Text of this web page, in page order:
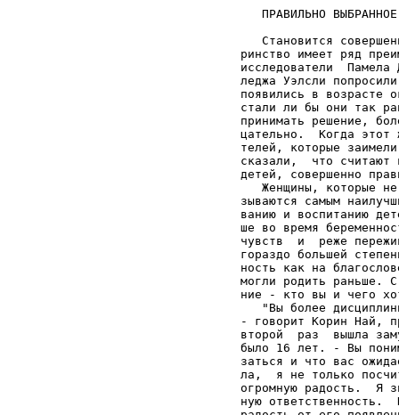
ПРАВИЛЬНО ВЫБРАННОЕ ВРЕМЯ                           

   Становится совершенно  очевидным,  что позднее мате-
ринство имеет ряд преимуществ.  И действительно,  когда
исследователи  Памела Даниелс и Кэти Уэйнгартен из кол-
леджа Уэлсли попросили группу матерей,  у которых  дети
появились в возрасте около 20 лет,  ответить на вопрос,
стали ли бы они так рано рожать,  если бы могли  заново
принимать решение, более половины из них ответили отри-
цательно.  Когда этот же вопрос предложили группе роди-
телей, которые заимели детей в 30-40 лет, почти все они
сказали,  что считают время, выбранное ими для рождения
детей, совершенно правильным.                          
   Женщины, которые не спешат обзаводиться детьми, ока-
зываются самым наилучшим образом подготовлены к вынаши-
ванию и воспитанию детей. Доказано, что женщины постар-
ше во время беременности не  страдают  амбивалентностью
чувств  и  реже переживают внутренние конфликты.  Они в
гораздо большей степени склонны  смотреть  на  беремен-
ность как на благословение Божье,  и не потому,  что не
могли родить раньше. С возрастом и опытом приходит зна-
ние - кто вы и чего хотите.                            
   "Вы более дисциплинированны,  живете в ладу с собой,
- говорит Корин Най, профессиональный фотограф, которая
второй  раз  вышла замуж,  когда ее единственной дочери
было 16 лет. - Вы понимаете, от чего вам придется отка-
заться и что вас ожидает.  Когда в 41 год я заберемене-
ла,  я не только посчитала, что мне повезло, я испытала
огромную радость.  Я знала, что ребенок налагает огром-
ную ответственность.  И хотя временами  бывает  трудно,
радость от его появления больше,  чем я могла предпола-
гать".                                                 
   Беременность в более поздние годы обычно  приходится
на  время  глубоких размышлений,  решение принимают два
зрелых человека,  имеющих большой жизненный опыт. В за-
висимости от возраста супруги могут увидеть в ней "пос-
ледний шанс" и  поэтому  принять  как  драгоценный  дар
судьбы.                                                
   "Исследование показало, что поздний ребенок особенно
много значит для матери; женщина в таком возрасте менее
подвержена  стрессам,  более открыта и заинтересована в
усвоении нового, чем молоденькие матери, - отмечает Эл-
лен Мак-Грат, доктор философии, исполнительный директор
Центра психологии в Лагуна-Бич,  штат Калифорния, кото-
рая своего первого ребенка родила в 40 лет, а второго в
43.  - Поздний ребенок приходит в мир как бесценный по-
дарок для женщины, которая знает, чего хочет".         
   В муниципальной  больнице  в  Торонто было проведено
исследование, в ходе которого сравнивали чувства перво-
родящих  матерей  разного возраста;  обнаружилось,  что
женщины старшей возрастной группы во время беременности
испытывали меньший дистресс,  чем совсем молодые женщи-
ны,  несмотря на повышенный риск родить ребенка с гене-
тическими отклонениями,  несмотря на то что ребенок, по
всей вероятности, сильнее изменит ее привычную жизнь. У
женщин постарше, большинство из которых позднее вступи-
ли в брак, по мнению исследователей, в силу их возраста
больше шансов стать увереннее,  независимее, почувство-
вать себя благополучнее,  а это улучшает их  настрой  в
период  беременности.  Хотя  с приближением родов у них
может наблюдаться угнетенное состояние,  однако оно  не
так сильно выражено, как у молоденьких женщин.         
   Кроме того,  женщина постарше, все свои молодые годы
посвятившая карьере, может смотреть на беременность как
на  возможность испробовать себя в том,  что оставалось
белым пятном на карте ее жизни.  "Я знаю многих женщин,
чаще  всего в возрасте после тридцати,  которые многого
добились на профессиональном поприще и хотят теперь ут-
вердиться в тех свойствах своей натуры, которые остава-
лись незадействованными, которые они не проявили в пол-
ной мере в роли жены или на работе, -